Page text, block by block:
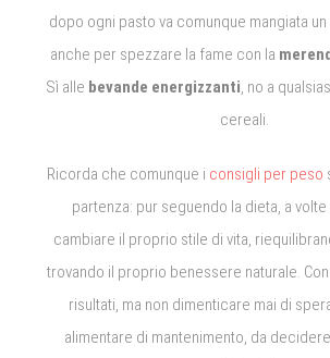
dopo ogni pasto va comunque mangiata
anche per spezzare la fame con la
Sì alle bevande energizzanti, no a
cereali.
Ricorda che comunque i consigli per peso
partenza: pur seguendo la dieta, a
cambiare il proprio stile di vita,
trovando il proprio benessere naturale.
risultati, ma non dimenticare mai di
alimentare di mantenimento, da